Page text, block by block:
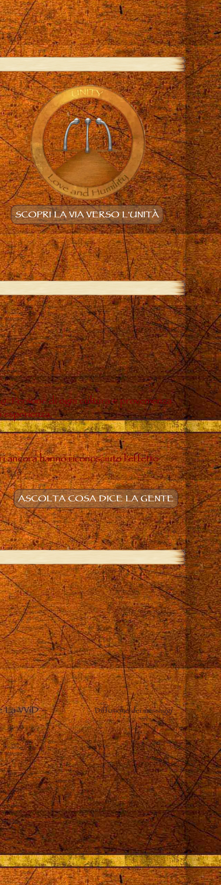
SCOPRI LA VIA VERSO L'UNITÀ
Persone di ogni cultura e provenienza
ancora hanno riconosciuto l'effetto
ASCOLTA COSA DICE LA GENTE
La VViD– Diffusione dei messaggi
Dio